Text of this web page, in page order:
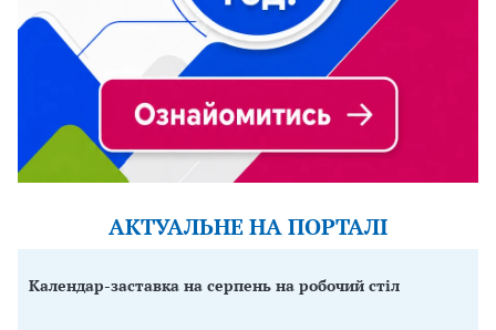
АКТУАЛЬНЕ НА ПОРТАЛІ
Календар-заставка на серпень на робочий стіл